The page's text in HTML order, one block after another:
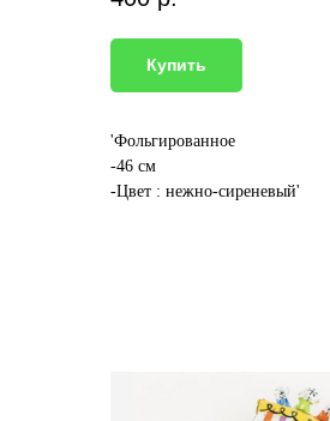
Купить
'Фольгированное
-46 см
-Цвет : нежно-сиреневый'